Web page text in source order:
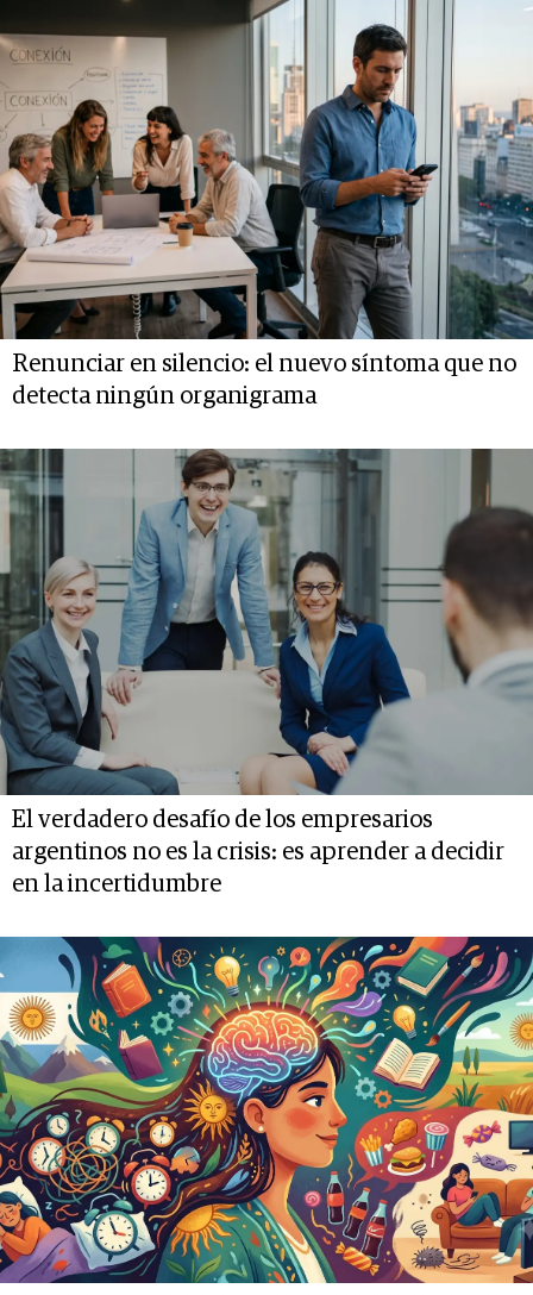
Renunciar en silencio: el nuevo síntoma que no
detecta ningún organigrama
El verdadero desafío de los empresarios
argentinos no es la crisis: es aprender a decidir
en la incertidumbre